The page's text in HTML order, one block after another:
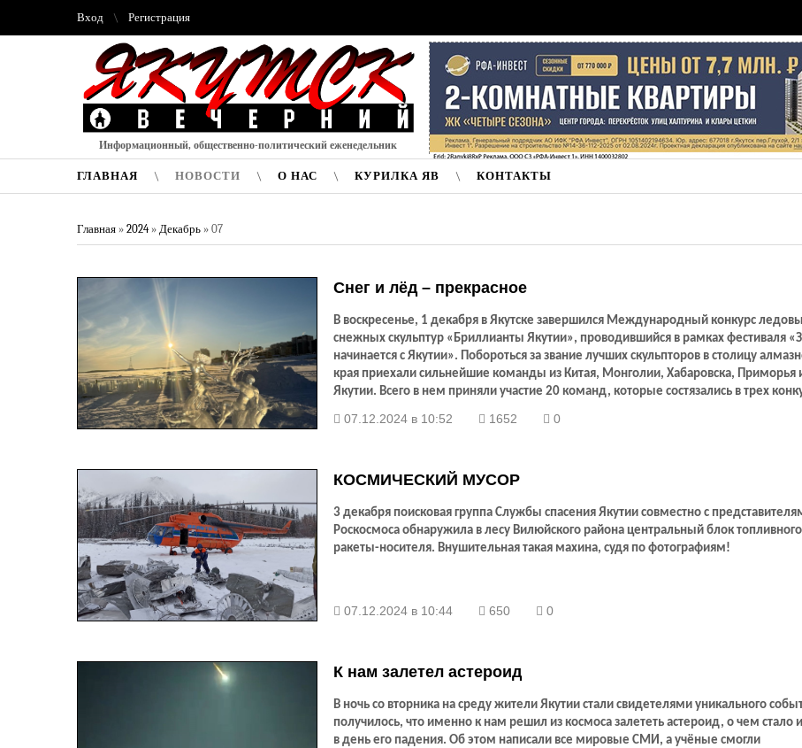
Вход Регистрация
Информационный, общественно-политический еженедельник
ГЛАВНАЯ НОВОСТИ О НАС КУРИЛКА ЯВ КОНТАКТЫ
Главная » 2024 » Декабрь » 07
Снег и лёд – прекрасное
В воскресенье, 1 декабря в Якутске завершился Международный конкурс
снежных скульптур «Бриллианты Якутии», проводившийся в рамках фестиваля
начинается с Якутии». Побороться за звание лучших скульпторов в столицу
края приехали сильнейшие команды из Китая, Монголии, Хабаровска, Приморья
Якутии. Всего в нем приняли участие 20 команд, которые состязались в трех
07.12.2024 в 10:52 1652 0
КОСМИЧЕСКИЙ МУСОР
3 декабря поисковая группа Службы спасения Якутии совместно с
Роскосмоса обнаружила в лесу Вилюйского района центральный блок
ракеты-носителя. Внушительная такая махина, судя по фотографиям!
07.12.2024 в 10:44 650 0
К нам залетел астероид
В ночь со вторника на среду жители Якутии стали свидетелями уникального
получилось, что именно к нам решил из космоса залететь астероид, о чем стало
в день его падения. Об этом написали все мировые СМИ, а учёные смогли